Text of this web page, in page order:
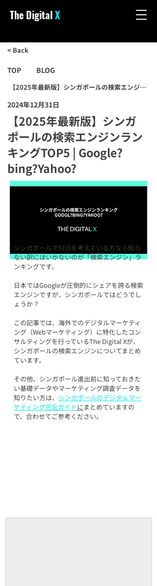
The DigitalX
< Back
TOP BLOG
【2025年最新版】シンガポールの検索エンジン
2024年12月31日
【2025年最新版】シンガ
ポールの検索エンジンラン
キングTOP5 | Google?
bing?Yahoo?
シンガポールでSEOを考えている方なら知ら
ない訳にはいかないのが「検索エンジン」ラ
ンキングです。
日本ではGoogleが圧倒的にシェアを誇る検索
エンジンですが、シンガポールではどうでし
ょうか？
この記事では、海外でのデジタルマーケティ
ング（Webマーケティング）に特化したコン
サルティングを行っているThe Digital Xが、
シンガポールの検索エンジンについてまとめ
ています。
その他、シンガポール進出前に知っておきた
い基礎データやマーケティング調査データを
知りたい方は、 シンガポールのデジタルマー
ケティング完全ガイドにまとめていますの
で、合わせてご参考ください。